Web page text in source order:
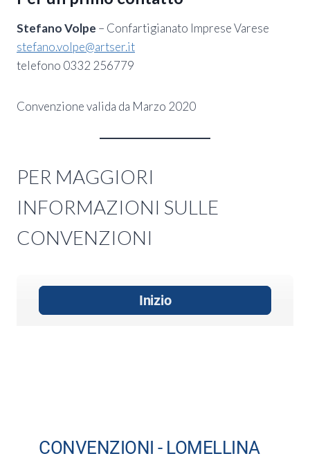
Stefano Volpe – Confartigianato Imprese Varese
stefano.volpe@artser.it
telefono 0332 256779
Convenzione valida da Marzo 2020
PER MAGGIORI
INFORMAZIONI SULLE
CONVENZIONI